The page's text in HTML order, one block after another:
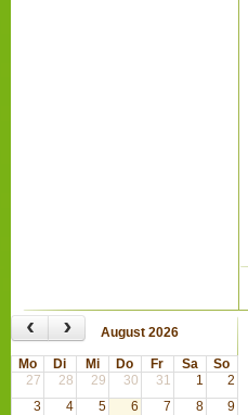
‹ › August 2026
Mo Di Mi Do Fr Sa
So
27
28 29 30 31 1
2
3
4 5 6 7 8
9